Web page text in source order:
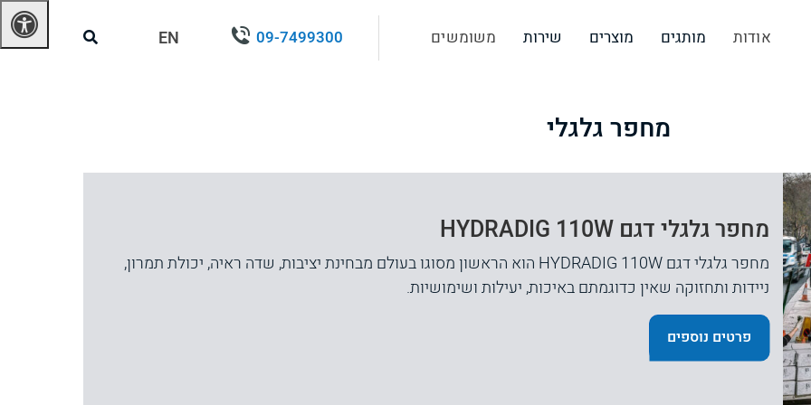
אודות מותגים מוצרים שירות משומשים 09-7499300
EN
מחפר גלגלי
מחפר גלגלי דגם HYDRADIG 110W
מחפר גלגלי דגם HYDRADIG 110W הוא הראשון מסוגו בעולם מבחינת יציבות, שדה ראיה, יכולת תמרון,
ניידות ותחזוקה שאין כדוגמתם באיכות, יעילות ושימושיות.
פרטים נוספים